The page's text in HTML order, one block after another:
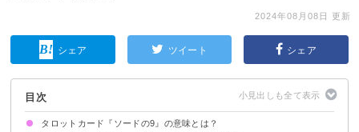
2024年08月08日 更新
シェア ツイート シェア
目次
タロットカード『ソードの9』の意味とは？